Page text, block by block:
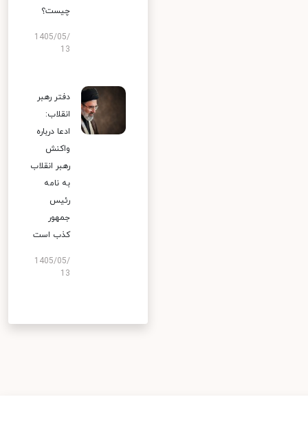
چیست؟
1405/05/
13
دفتر رهبر
انقلاب:
ادعا درباره
واکنش
رهبر انقلاب
به نامه
رئیس
جمهور
کذب است
1405/05/
13